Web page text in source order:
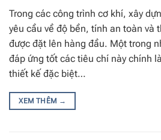
Trong các công trình cơ khí, xây
yêu cầu về độ bền, tính an toàn và
được đặt lên hàng đầu. Một trong
đáp ứng tốt các tiêu chí này chính
thiết kế đặc biệt…
XEM THÊM →